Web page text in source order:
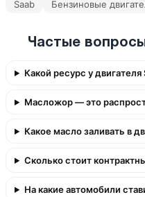
Saab Бензиновые
Частые
Какой ресурс у двигателя
Масложор — это
Какое масло заливать в
Сколько стоит
На какие автомобили